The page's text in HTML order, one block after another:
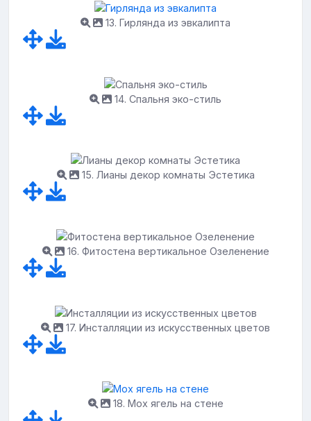
13. Гирлянда из эвкалипта
14. Спальня эко-стиль
15. Лианы декор комнаты Эстетика
16. Фитостена вертикальное Озеленение
17. Инсталляции из искусственных цветов
18. Мох ягель на стене